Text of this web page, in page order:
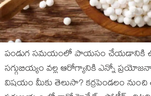
పండుగ సమయంలో పాయసం చేయడానికి
సగ్గుబియ్యం వల్ల ఆరోగ్యానికి ఎన్నో
విషయం మీకు తెలుసా? కర్రపెండలం